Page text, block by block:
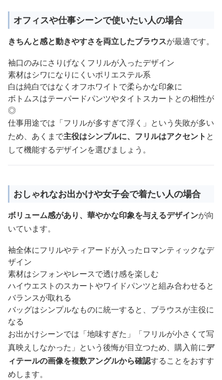
オフィスや仕事シーンで使いたい人の場合
きちんと感と動きやすさを両立したブラウスが最適です。
袖口のみにさりげなくフリルが入ったデザイン
素材はシワになりにくいポリエステル系
白は純白ではなくオフホワイトで柔らかな印象に
ボトムスはテーパードパンツやタイトスカートとの相性が
◎
仕事用途では「フリルが多すぎて浮く」という失敗が多い
ため、あくまで主役はシンプルに、フリルはアクセント と
して機能するデザインを選びましょう。
おしゃれなお出かけや女子会で着たい人の場合
ボリューム感があり、華やかな印象を与えるデザインが向
いています。
袖全体にフリルやティアードが入ったロマンティックなデ
ザイン
素材はシフォンやレースで透け感を楽しむ
ハイウエストのスカートやワイドパンツと組み合わせると
バランスが取れる
バッグはシンプルなものに統一すると、ブラウスが主役に
なる
お出かけシーンでは「地味すぎた」「フリルが小さくて写
真映えしなかった」という後悔が目立つため、購入前にデ
ィテールの画像を複数アングルから確認することをおすす
めします。